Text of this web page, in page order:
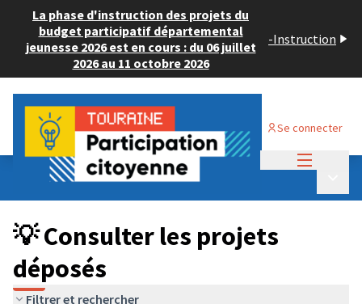
La phase d'instruction des projets du
budget participatif départemental
jeunesse 2026 est en cours : du 06 juillet
2026 au 11 octobre 2026
-Instruction
Se connecter
Budget Participatif JEUNESSE 2024
💡 Consulter les projets déposés
💡 Consulter les projets
déposés
Filtrer et rechercher